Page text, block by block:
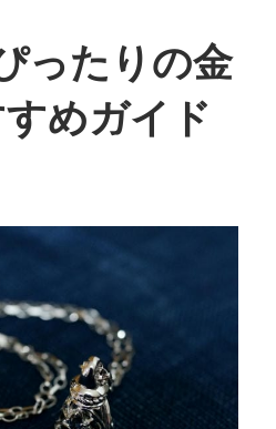
ったりの金
めガイド